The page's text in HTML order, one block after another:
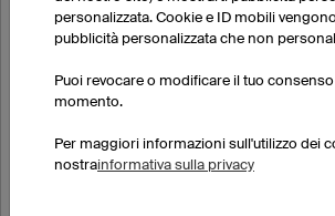
personalizzata. Cookie e ID mobili
pubblicità personalizzata che non
Puoi revocare o modificare il tuo
momento.
Per maggiori informazioni sull'utilizzo dei
nostrainformativa sulla privacy